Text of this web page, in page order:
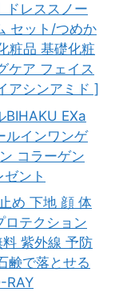
ドレススノー
セット/つめか
粧品 基礎化粧
ケア フェイス
アシンアミド ]
BIHAKU EXa
ルインワンゲ
コラーゲン
ント
め 下地 顔 体
ロテクション
紫外線 予防
鹸で落とせる
RAY